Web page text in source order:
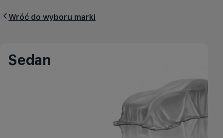
Wróć do wyboru marki
Sedan